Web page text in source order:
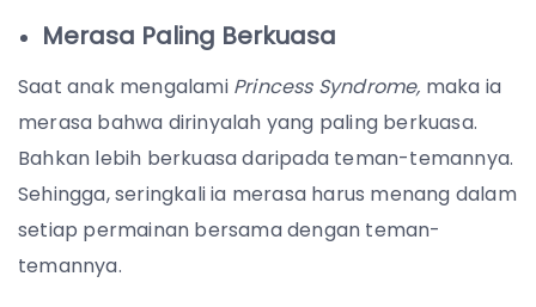
Merasa Paling Berkuasa
Saat anak mengalami Princess Syndrome, maka ia
merasa bahwa dirinyalah yang paling berkuasa.
Bahkan lebih berkuasa daripada teman-temannya.
Sehingga, seringkali ia merasa harus menang dalam
setiap permainan bersama dengan teman-
temannya.